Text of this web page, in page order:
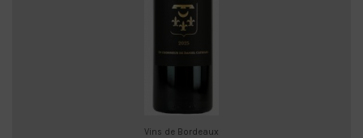
Vins de Bordeaux